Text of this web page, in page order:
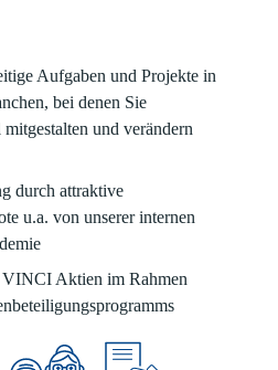
Aufgaben und Projekte in
bei denen Sie
und verändern
durch attraktive
u.a. von unserer internen
Aktien im Rahmen